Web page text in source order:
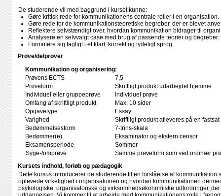
De studerende vil med baggrund i kurset kunne:
Gøre kritisk rede for kommunikationens centrale roller i en organisation.
Gøre rede for de kommunikationsteoretiske begreber, der er blevet
Reflektere selvstændigt over, hvordan kommunikation bidrager til
Analysere en selvvalgt case med brug af passende teorier og begreber.
Formulere sig fagligt i et klart, korrekt og tydeligt sprog.
Prøve/delprøver
Kommunikation og organisering:
Prøvens ECTS
7,5
Prøveform
Skriftligt produkt udarbejdet hjemme
Individuel eller gruppeprøve
Individuel prøve
Omfang af skriftligt produkt
Max. 10 sider
Opgavetype
Essay
Varighed
Skriftligt produkt afleveres på en
Bedømmelsesform
7-trins-skala
Bedømmer(e)
Eksaminator og ekstern censor
Eksamensperiode
Sommer
Syge-/omprøve
Samme prøveform som ved ordinær
Kursets indhold, forløb og pædagogik
Dette kursus introducerer de studerende til en forståelse af
oplevede virkelighed i organisationen og hvordan kommunikationen
psykologiske, organisatoriske og virksomhedsøkonomiske udfordringer,